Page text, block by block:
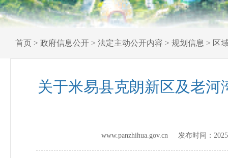
首页 > 政府信息公开 > 法定主动公开内容 > 规划信息 > 区
关于米易县克朗新区及老河
www.panzhihua.gov.cn 发布时间：